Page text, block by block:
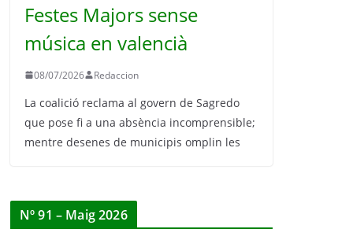
Festes Majors sense
música en valencià
08/07/2026 Redaccion
La coalició reclama al govern de Sagredo
que pose fi a una absència incomprensible;
mentre desenes de municipis omplin les
Nº 91 – Maig 2026